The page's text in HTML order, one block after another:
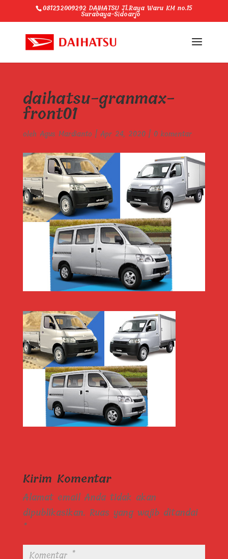
081232009292 DAIHATSU Jl.Raya Waru KM no.15
Surabaya-Sidoarjo
daihatsu-granmax-
front01
oleh Agus Mardianto | Apr 24, 2020| 0 komentar
Kirim Komentar
Alamat email Anda tidak akan
dipublikasikan. Ruas yang wajib ditandai
*